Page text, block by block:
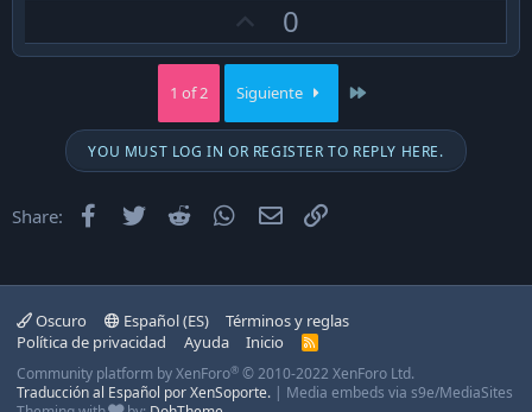
p
v
o
t
e
0
1 of 2 Siguiente
YOU MUST LOG IN OR REGISTER TO REPLY HERE.
Share: Facebook
Twitter Reddit WhatsApp
Email
Oscuro Español (ES)
Términos y reglas
Política de privacidad
Ayuda Inicio
R
S
Community platform by XenForo® © 2010-2022 XenForo Ltd.
Traducción al Español por XenSoporte. | Media embeds via s9e/MediaSites